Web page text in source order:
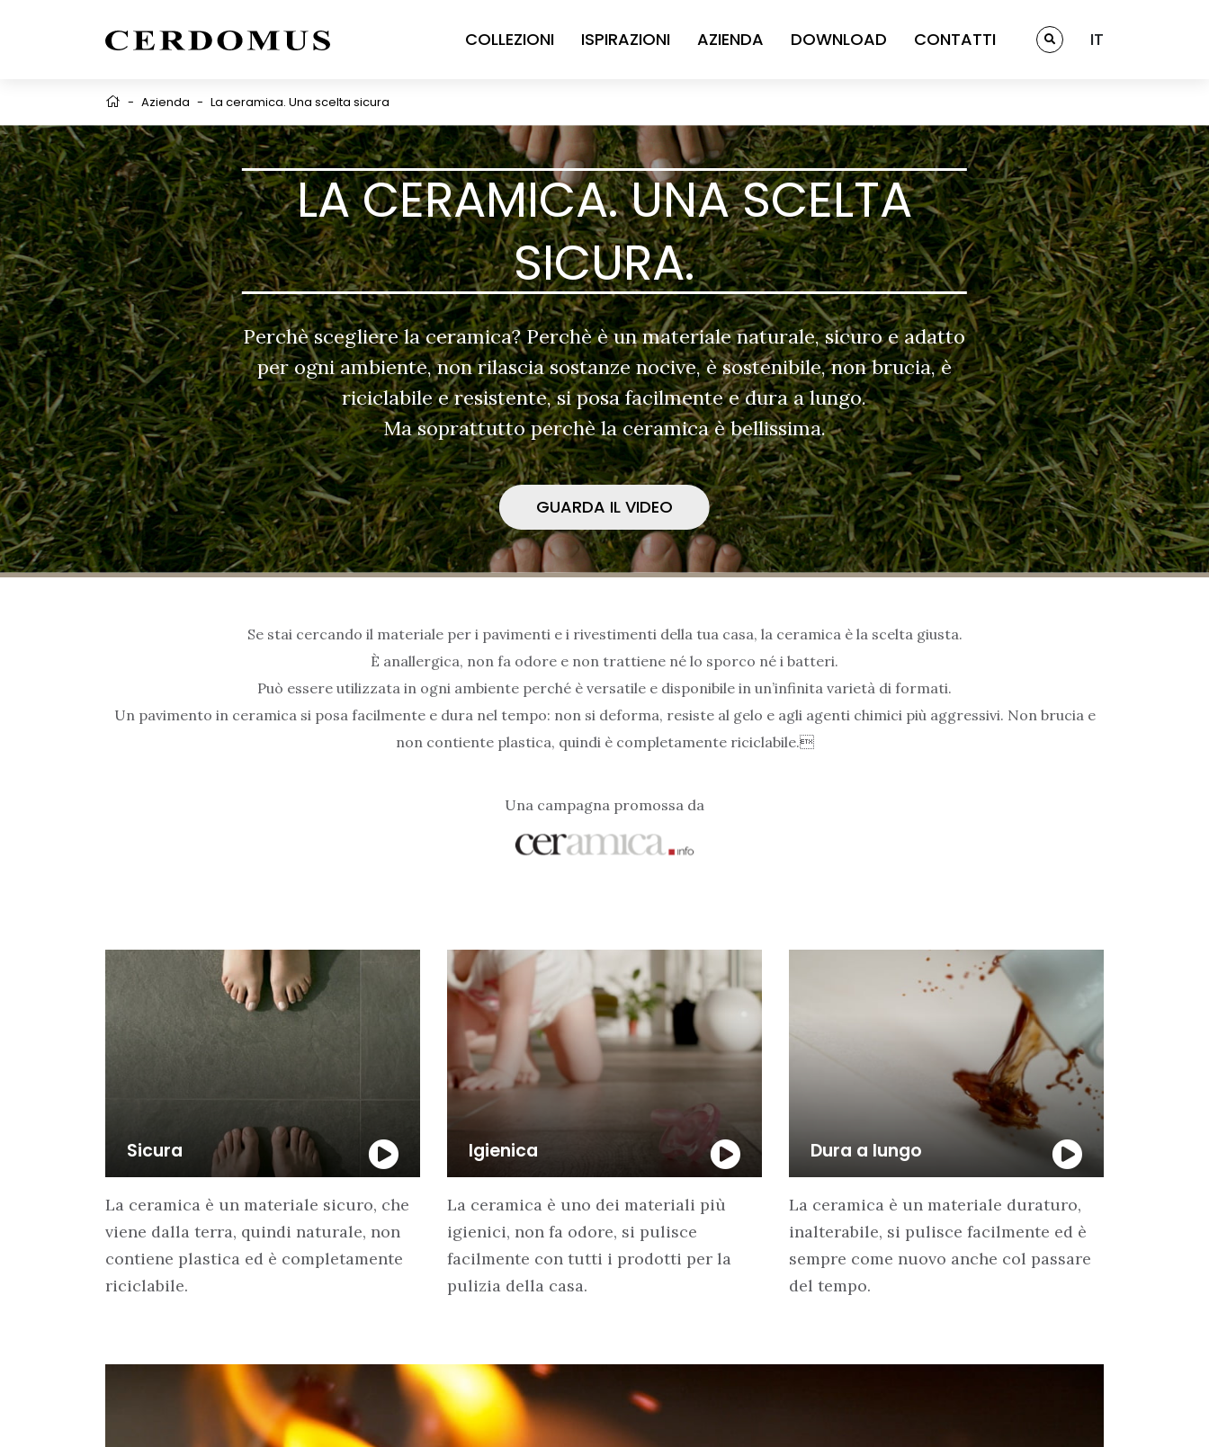
COLLEZIONI ISPIRAZIONI AZIENDA DOWNLOAD CONTATTI IT
- Azienda - La ceramica. Una scelta sicura
LA CERAMICA. UNA SCELTA
SICURA.
Perchè scegliere la ceramica? Perchè è un materiale naturale, sicuro e adatto
per ogni ambiente, non rilascia sostanze nocive, è sostenibile, non brucia, è
riciclabile e resistente, si posa facilmente e dura a lungo.
Ma soprattutto perchè la ceramica è bellissima.
GUARDA IL VIDEO
Se stai cercando il materiale per i pavimenti e i rivestimenti della tua casa, la ceramica è la scelta giusta.
È anallergica, non fa odore e non trattiene né lo sporco né i batteri.
Può essere utilizzata in ogni ambiente perché è versatile e disponibile in un’infinita varietà di formati.
Un pavimento in ceramica si posa facilmente e dura nel tempo: non si deforma, resiste al gelo e agli agenti chimici più aggressivi. Non brucia e
non contiente plastica, quindi è completamente riciclabile.
Una campagna promossa da
Sicura
La ceramica è un materiale sicuro, che
viene dalla terra, quindi naturale, non
contiene plastica ed è completamente
riciclabile.
Igienica
La ceramica è uno dei materiali più
igienici, non fa odore, si pulisce
facilmente con tutti i prodotti per la
pulizia della casa.
Dura a lungo
La ceramica è un materiale duraturo,
inalterabile, si pulisce facilmente ed è
sempre come nuovo anche col passare
del tempo.